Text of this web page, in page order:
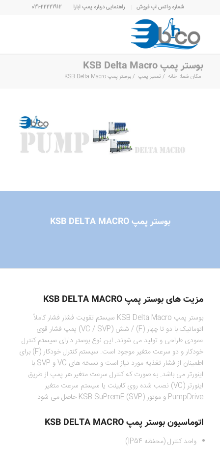
شماره واتس اپ فروش راهنمایی درباره پمپ ابارا 021-22221912
بوستر پمپ KSB Delta Macro
مکان شما: خانه / تعمیر پمپ /بوستر پمپ KSB Delta Macro
بوستر پمپ KSB DELTA MACRO
مزیت های بوستر پمپ KSB DELTA MACRO
بوستر پمپ KSB Delta Macro سیستم تقویت فشار فشار کاملاً
اتوماتیک با دو تا چهار (F) / شش (VC / SVP) پمپ فشار قوی
عمودی طراحی و تولید می شوند. این نوع بوستر دارای سیستم کنترل
خودکار و دو سرعت متغیر موجود است. سیستم کنترل خودکار (F) برای
اطمینان از فشار تغذیه مورد نیاز است و نسخه های VC و SVP با
اینورتر می باشد. به صورت که کنترل سرعت متغیر هر پمپ از طریق
اینورتر (VC) نصب شده روی کابینت یا سیستم سرعت متغیر
PumpDrive و موتور KSB SuPremE (SVP) حاصل می شود.
اتوماسیون بوستر پمپ KSB DELTA MACRO
واحد کنترل (محفظه IP54)